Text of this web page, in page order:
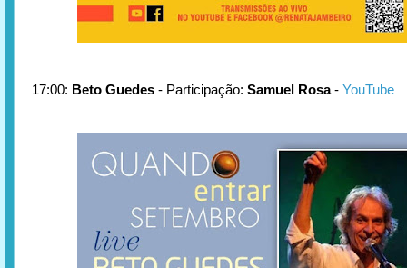
17:00: Beto Guedes - Participação: Samuel Rosa- YouTube